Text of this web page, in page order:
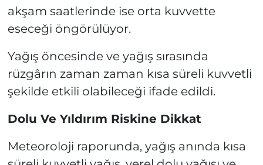
akşam saatlerinde ise orta kuvvette
eseceği öngörülüyor.
Yağış öncesinde ve yağış sırasında
rüzgârın zaman zaman kısa süreli kuvvetli
şekilde etkili olabileceği ifade edildi.
Dolu Ve Yıldırım Riskine Dikkat
Meteoroloji raporunda, yağış anında kısa